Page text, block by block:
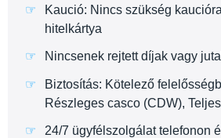
Kaució: Nincs szükség
hitelkártya
Nincsenek rejtett díjak vagy
Biztosítás: Kötelező
Részleges casco (CDW),
24/7 ügyfélszolgálat telefonon